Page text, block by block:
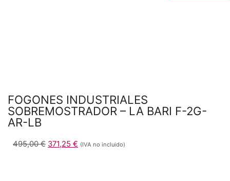
FOGONES INDUSTRIALES
SOBREMOSTRADOR – LA BARI F-2G-
AR-LB
495,00€ 371,25 € (IVA no incluido)